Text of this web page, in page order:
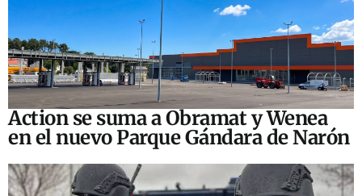
Action se suma a Obramat y Wenea
en el nuevo Parque Gándara de Narón